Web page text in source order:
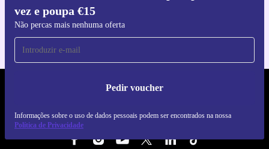
vez e poupa €15
Não percas mais nenhuma oferta
Pedir voucher
Informações sobre o uso de dados pessoais podem ser encontrados na nossa
Política de Privacidade
Para iOS e Android
REFURBED PORTUGAL - RETHINK NEW.
SEGUE-NOS